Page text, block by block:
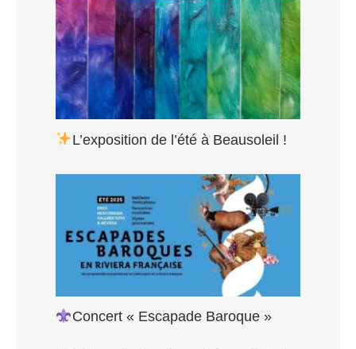
L’exposition de l’été à Beausoleil !
Concert « Escapade Baroque »